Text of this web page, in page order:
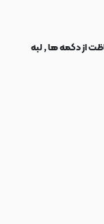
از دکمه ها , لبه